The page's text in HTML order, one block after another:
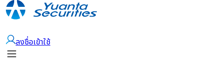
ลงชื่อเข้าใช้